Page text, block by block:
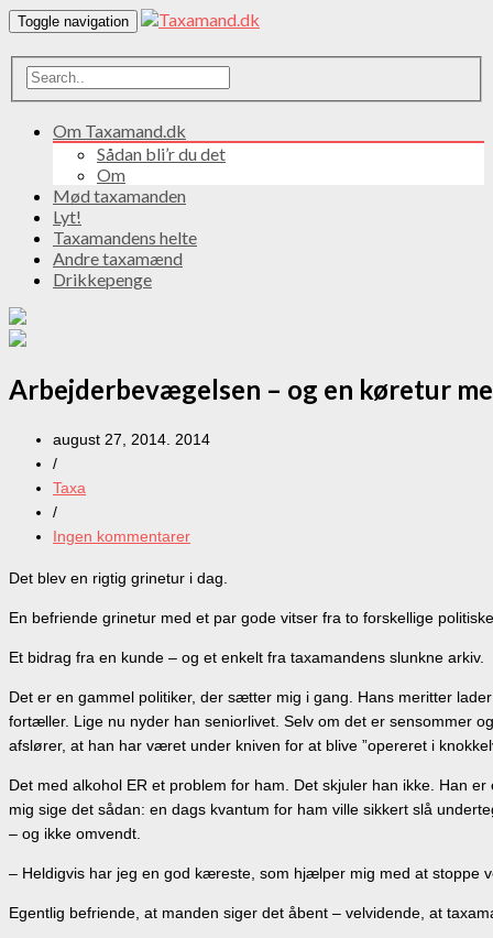
Toggle navigation
Om Taxamand.dk
Sådan bli’r du det
Om
Mød taxamanden
Lyt!
Taxamandens helte
Andre taxamænd
Drikkepenge
Arbejderbevægelsen – og en køretur
august 27, 2014. 2014
/
Taxa
/
Ingen kommentarer
Det blev en rigtig grinetur i dag.
En befriende grinetur med et par gode vitser fra to forskellige
Et bidrag fra en kunde – og et enkelt fra taxamandens slunkne arkiv.
Det er en gammel politiker, der sætter mig i gang. Hans meritter
fortæller. Lige nu nyder han seniorlivet. Selv om det er sensommer
afslører, at han har været under kniven for at blive ”opereret i
Det med alkohol ER et problem for ham. Det skjuler han ikke. Han
mig sige det sådan: en dags kvantum for ham ville sikkert slå
– og ikke omvendt.
– Heldigvis har jeg en god kæreste, som hjælper mig med at stoppe
Egentlig befriende, at manden siger det åbent – velvidende, at